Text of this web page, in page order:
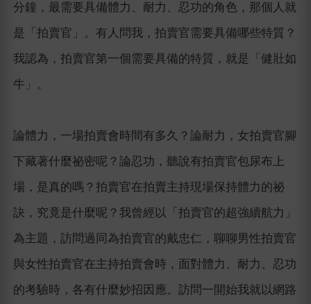
分鐘，最需要具備體力、耐力、忍功的角色，那個人就
是「拍賣官」。有人問我，拍賣官需要具備哪些特質？
我認為，拍賣官第一個需要具備的特質，就是「健壯如
牛」。
論體力，一場拍賣會時間有多久？論耐力，女拍賣官腳
下藏著什麼祕密呢？論忍功，聽說有拍賣官包尿布上
場，是真的嗎？拍賣官在拍賣主持現場保持體力的祕
訣，究竟是什麼呢？我曾經以「拍賣官的超強續航力」
為主題，訪問過同為拍賣官的戴忠仁，聊聊男性拍賣官
與女性拍賣官在主持拍賣會時，面對體力、耐力、忍功
的考驗時，各有什麼妙招因應。訪問一開始我就以網路